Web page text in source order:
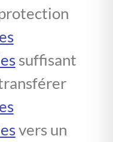
suffisant
vers un